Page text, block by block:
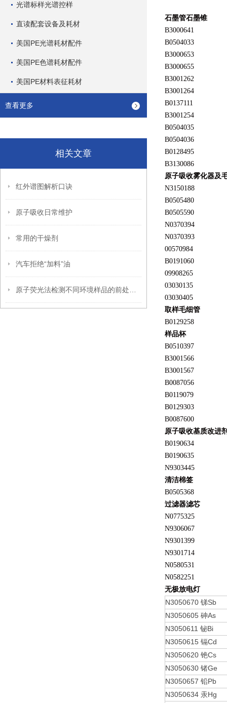
光谱标样光谱控样
直读配套设备及耗材
美国PE光谱耗材配件
美国PE色谱耗材配件
美国PE材料表征耗材
查看更多
相关文章
红外谱图解析口诀
原子吸收日常维护
常用的干燥剂
汽车拒绝“加料”油
石墨管石墨锥
B3000641
B0504033
B3000653
B3000655
B3001262
B3001264
B0137111
B3001254
B0504035
B0504036
B0128495
B3130086
原子吸收雾化器及
N3150188
B0505480
B0505590
N0370394
N0370393
00570984
B0191060
09908265
03030135
03030405
取样毛细管
B0129258
样品杯
B0510397
B3001566
B3001567
B0087056
B0119079
B0129303
B0087600
原子吸收基质改进
B0190634
B0190635
N9303445
清洁棉签
B0505368
过滤器滤芯
N0775325
N9306067
N9301399
N9301714
N0580531
N0582251
无极放电灯
N3050670 锑Sb
N3050605 砷As
N3050611 铋Bi
N3050615 镉Cd
N3050620 铯Cs
N3050630 锗Ge
N3050657 铅Pb
N3050634 汞Hg